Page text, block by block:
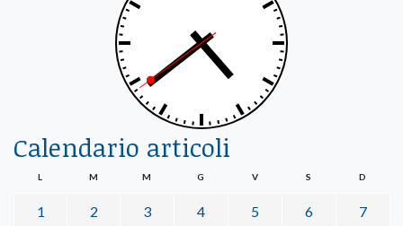
Calendario articoli
L M M G V S D
1 2 3 4 5 6 7